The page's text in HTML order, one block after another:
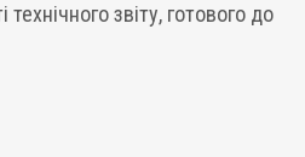
звіту, готового до